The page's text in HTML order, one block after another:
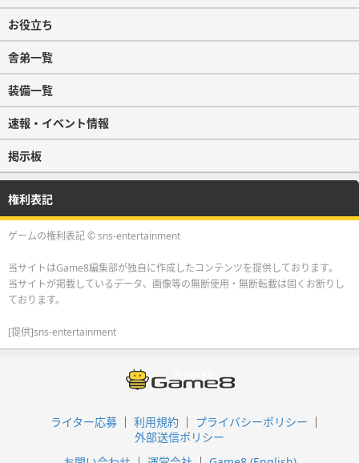
お役立ち
舎弟一覧
装備一覧
速報・イベント情報
掲示板
権利表記
ゲームの権利表記 © sns-entertainment
当サイトはGame8編集部が独自に作成したコンテンツを提供しております。
当サイトが掲載しているデータ、画像等の無断使用・無断転載は固くお断りし
ております。
[提供]sns-entertainment
ライター応募 利用規約
プライバシーポリシー
外部送信ポリシー